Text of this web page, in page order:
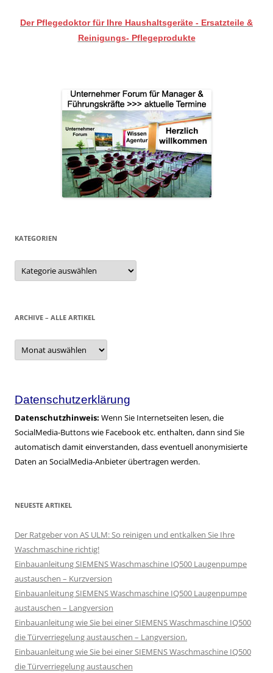
Der Pflegedoktor für Ihre Haushaltsgeräte - Ersatzteile &
Reinigungs- Pflegeprodukte
KATEGORIEN
Kategorien
ARCHIVE – ALLE ARTIKEL
Archive
alle
Datenschutzerklärung
Datenschutzhinweis: Wenn Sie Internetseiten lesen, die
SocialMedia-Buttons wie Facebook etc. enthalten, dann sind Sie
automatisch damit einverstanden, dass eventuell anonymisierte
Daten an SocialMedia-Anbieter übertragen werden.
NEUESTE ARTIKEL
Der Ratgeber von AS ULM: So reinigen und entkalken Sie Ihre
Waschmaschine richtig!
Einbauanleitung SIEMENS Waschmaschine IQ500 Laugenpumpe
austauschen – Kurzversion
Einbauanleitung SIEMENS Waschmaschine IQ500 Laugenpumpe
austauschen – Langversion
Einbauanleitung wie Sie bei einer SIEMENS Waschmaschine IQ500
die Türverriegelung austauschen – Langversion.
Einbauanleitung wie Sie bei einer SIEMENS Waschmaschine IQ500
die Türverriegelung austauschen